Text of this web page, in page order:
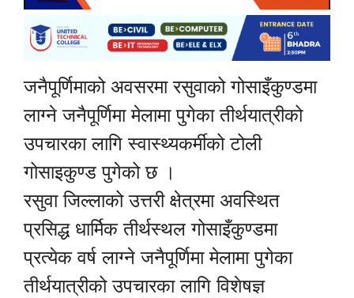
जनैपूर्णिमाको अवसरमा रसुवाको गोसाइँकुण्डमा
लाग्ने जनैपूर्णिमा मेलामा पुगेका तीर्थयात्रीको
उपचारका लागि स्वास्थ्यकर्मीको टोली
गोसाइकुण्ड पुगेको छ ।
रसुवा जिल्लाको उत्तरी क्षेत्रमा अवस्थित
प्रसिद्ध धार्मिक तीर्थस्थल गोसाइँकुण्डमा
प्रत्येक वर्ष लाग्ने जनैपूर्णिमा मेलामा पुगेका
तीर्थयात्रीको उपचारका लागि विशेषज्ञ